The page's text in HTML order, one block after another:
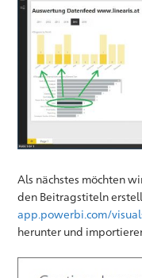
Als nächstes möchten
den Beitragstiteln
app.powerbi.com/
herunter und